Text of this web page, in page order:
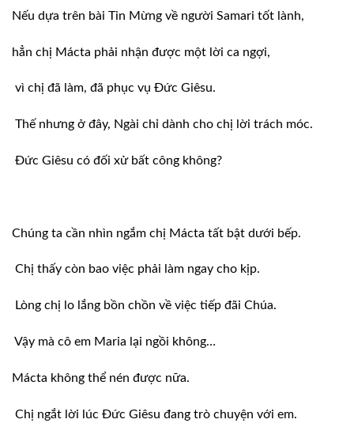
Nếu dựa trên bài Tin Mừng về người Samari tốt lành,
hẳn chị Mácta phải nhận được một lời ca ngợi,
vì chị đã làm, đã phục vụ Ðức Giêsu.
Thế nhưng ở đây, Ngài chỉ dành cho chị lời trách móc.
Ðức Giêsu có đối xử bất công không?
Chúng ta cần nhìn ngắm chị Mácta tất bật dưới bếp.
Chị thấy còn bao việc phải làm ngay cho kịp.
Lòng chị lo lắng bồn chồn về việc tiếp đãi Chúa.
Vậy mà cô em Maria lại ngồi không…
Mácta không thể nén được nữa.
Chị ngắt lời lúc Ðức Giêsu đang trò chuyện với em.